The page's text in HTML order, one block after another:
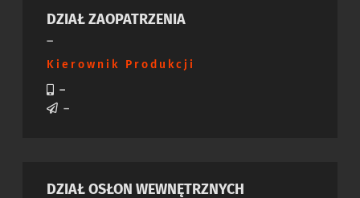
DZIAŁ ZAOPATRZENIA
–
Kierownik Produkcji
–
–
DZIAŁ OSŁON WEWNĘTRZNYCH